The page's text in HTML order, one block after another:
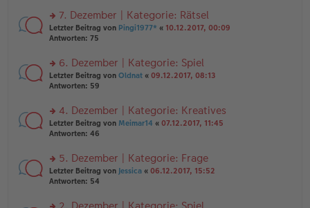
tr
a
g
e
n
er
tr
a
g
n
g
el
e
n
er
tr
a
g
rs
te
n
g
el
e
n
er
tr
a
g
7. Dezember | Kategorie: Rätsel
Letzter Beitrag von Pingi1977* « 10.12.2017, 00:09
Antworten: 75
rs
te
n
g
el
e
n
er
6. Dezember | Kategorie: Spiel
Letzter Beitrag von Oldnat « 09.12.2017, 08:13
Antworten: 59
rs
te
n
g
el
e
4. Dezember | Kategorie: Kreatives
Letzter Beitrag von Meimar14 « 07.12.2017, 11:45
Antworten: 46
rs
te
5. Dezember | Kategorie: Frage
Letzter Beitrag von Jessica « 06.12.2017, 15:52
Antworten: 54